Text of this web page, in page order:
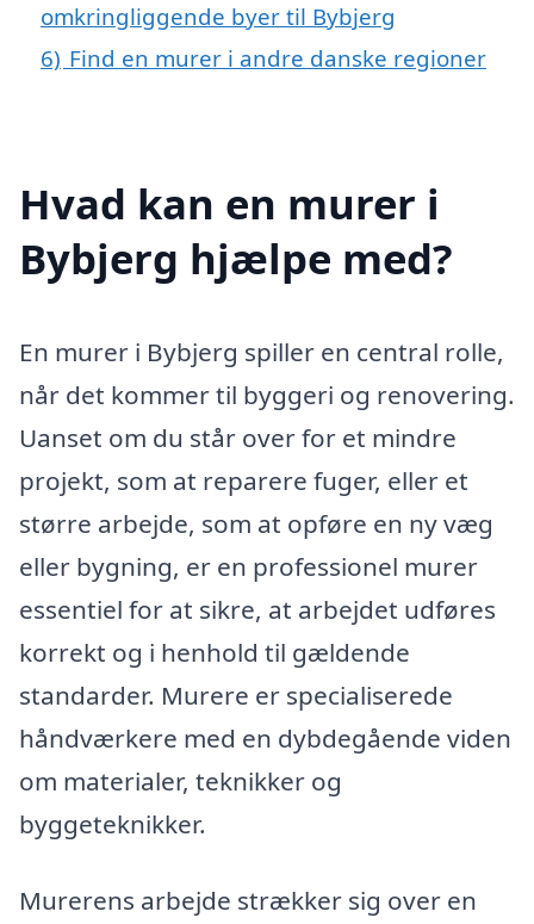
omkringliggende byer til Bybjerg
6) Find en murer i andre danske regioner
Hvad kan en murer i
Bybjerg hjælpe med?
En murer i Bybjerg spiller en central rolle,
når det kommer til byggeri og renovering.
Uanset om du står over for et mindre
projekt, som at reparere fuger, eller et
større arbejde, som at opføre en ny væg
eller bygning, er en professionel murer
essentiel for at sikre, at arbejdet udføres
korrekt og i henhold til gældende
standarder. Murere er specialiserede
håndværkere med en dybdegående viden
om materialer, teknikker og
byggeteknikker.
Murerens arbejde strækker sig over en